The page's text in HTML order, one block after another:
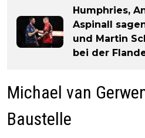
Humphries,
Aspinall
und Martin
bei der
Michael van
Baustelle